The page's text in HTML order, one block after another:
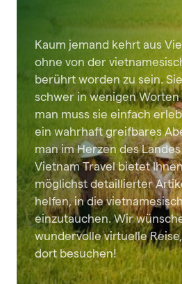
Kaum jemand kehrt aus
ohne von der
berührt worden zu sein.
schwer in wenigen
man muss sie einfach
ein wahrhaft greifbares
man im Herzen des
Vietnam Travel bietet
möglichst detaillierter
helfen, in die
einzutauchen. Wir
wundervolle virtuelle
dort besuchen!